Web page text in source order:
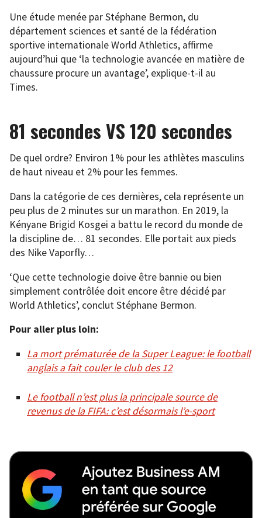
Une étude menée par Stéphane Bermon, du
département sciences et santé de la fédération
sportive internationale World Athletics, affirme
aujourd’hui que ‘la technologie avancée en matière de
chaussure procure un avantage’, explique-t-il au
Times.
81 secondes VS 120 secondes
De quel ordre? Environ 1% pour les athlètes masculins
de haut niveau et 2% pour les femmes.
Dans la catégorie de ces dernières, cela représente un
peu plus de 2 minutes sur un marathon. En 2019, la
Kényane Brigid Kosgei a battu le record du monde de
la discipline de… 81 secondes. Elle portait aux pieds
des Nike Vaporfly…
‘Que cette technologie doive être bannie ou bien
simplement contrôlée doit encore être décidé par
World Athletics’, conclut Stéphane Bermon.
Pour aller plus loin:
La mort prématurée de la Super League: le football
anglais a fait couler le club des 12
Le football n’est plus la principale source de
revenus de la FIFA: c’est désormais l’e-sport